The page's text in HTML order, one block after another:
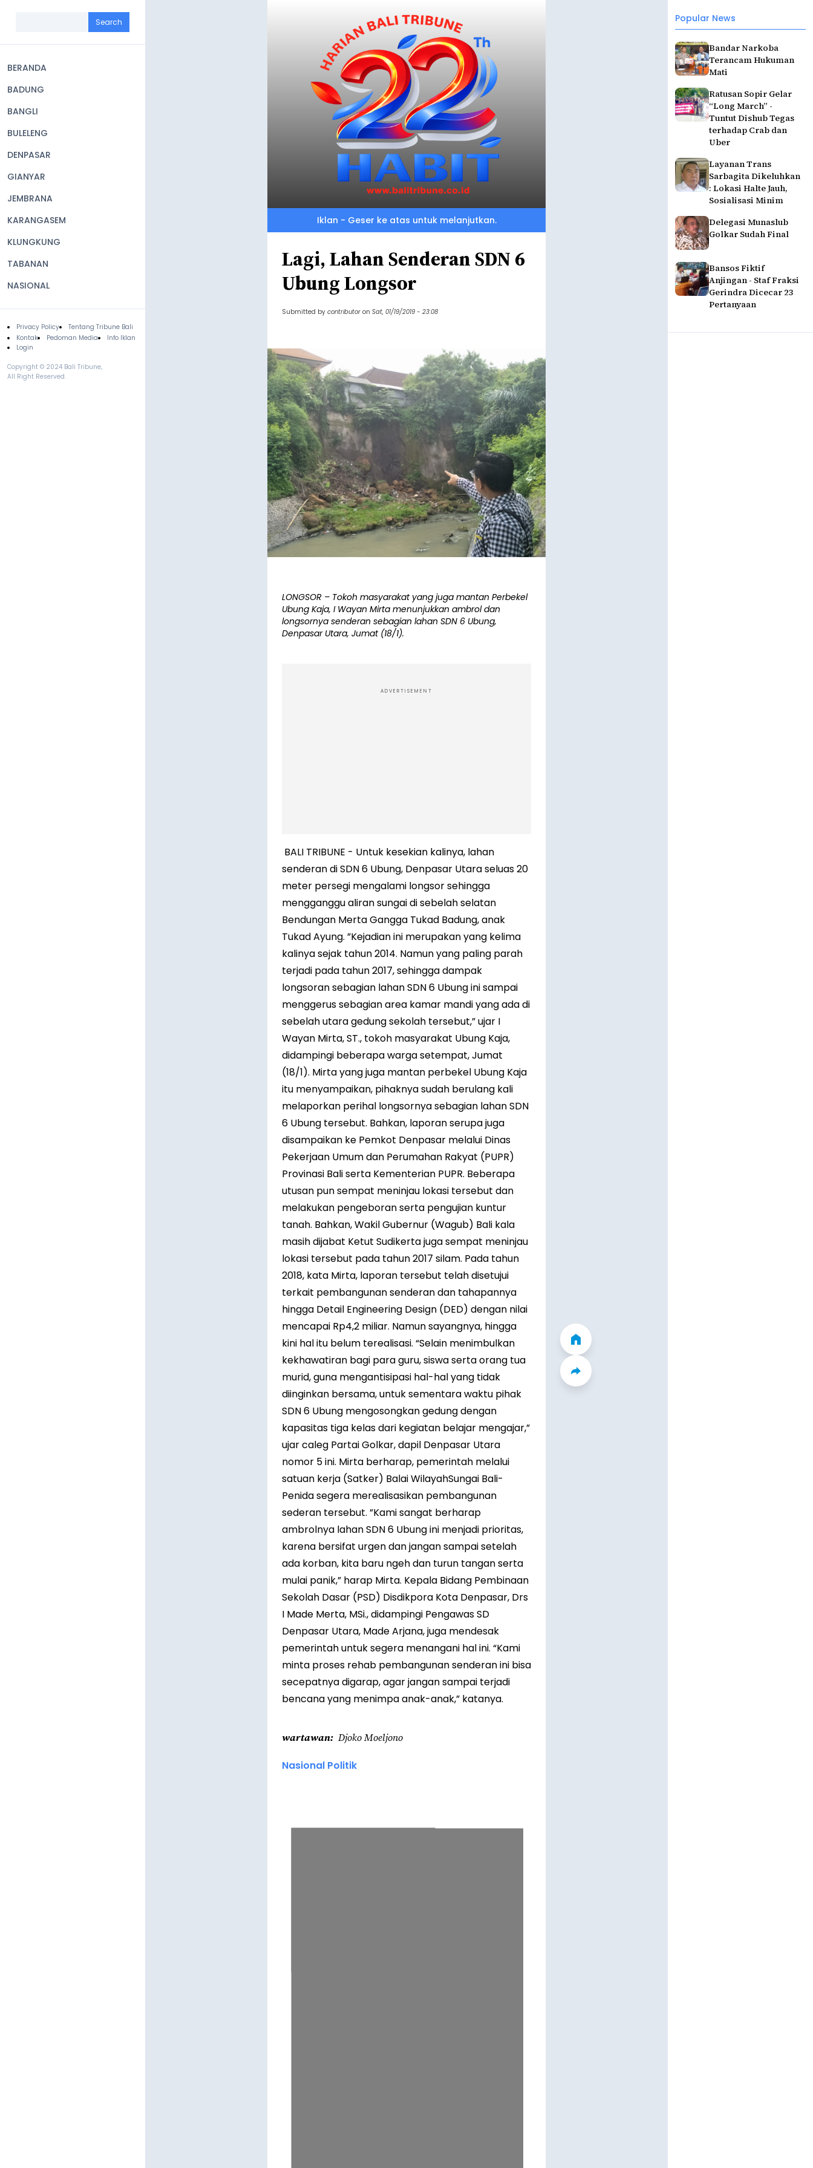
navigation
BERANDA
BADUNG
BANGLI
BULELENG
DENPASAR
GIANYAR
JEMBRANA
KARANGASEM
KLUNGKUNG
TABANAN
NASIONAL
Footer
Privacy Policy
Tentang Tribune Bali
Kontak
Pedoman Media
Info Iklan
Login
Copyright © 2024 Bali Tribune,
All Right Reserved.
Popular News
Bandar Narkoba
Terancam Hukuman
Mati
Ratusan Sopir Gelar
“Long March” -
Tuntut Dishub Tegas
terhadap Crab dan
Uber
Layanan Trans
Sarbagita Dikeluhkan
: Lokasi Halte Jauh,
Sosialisasi Minim
Delegasi Munaslub
Golkar Sudah Final
Bansos Fiktif
Anjingan - Staf Fraksi
Gerindra Dicecar 23
Pertanyaan
Iklan - Geser ke atas untuk melanjutkan.
Lagi, Lahan Senderan SDN 6
Ubung Longsor
Submitted by contributor on Sat, 01/19/2019 - 23:08
LONGSOR – Tokoh masyarakat yang juga mantan Perbekel
Ubung Kaja, I Wayan Mirta menunjukkan ambrol dan
longsornya senderan sebagian lahan SDN 6 Ubung,
Denpasar Utara, Jumat (18/1).
ADVERTISEMENT
BALI TRIBUNE - Untuk kesekian kalinya, lahan
senderan di SDN 6 Ubung, Denpasar Utara seluas 20
meter persegi mengalami longsor sehingga
mengganggu aliran sungai di sebelah selatan
Bendungan Merta Gangga Tukad Badung, anak
Tukad Ayung. ”Kejadian ini merupakan yang kelima
kalinya sejak tahun 2014. Namun yang paling parah
terjadi pada tahun 2017, sehingga dampak
longsoran sebagian lahan SDN 6 Ubung ini sampai
menggerus sebagian area kamar mandi yang ada di
sebelah utara gedung sekolah tersebut,” ujar I
Wayan Mirta, ST., tokoh masyarakat Ubung Kaja,
didampingi beberapa warga setempat, Jumat
(18/1). Mirta yang juga mantan perbekel Ubung Kaja
itu menyampaikan, pihaknya sudah berulang kali
melaporkan perihal longsornya sebagian lahan SDN
6 Ubung tersebut. Bahkan, laporan serupa juga
disampaikan ke Pemkot Denpasar melalui Dinas
Pekerjaan Umum dan Perumahan Rakyat (PUPR)
Provinasi Bali serta Kementerian PUPR. Beberapa
utusan pun sempat meninjau lokasi tersebut dan
melakukan pengeboran serta pengujian kuntur
tanah. Bahkan, Wakil Gubernur (Wagub) Bali kala
masih dijabat Ketut Sudikerta juga sempat meninjau
lokasi tersebut pada tahun 2017 silam. Pada tahun
2018, kata Mirta, laporan tersebut telah disetujui
terkait pembangunan senderan dan tahapannya
hingga Detail Engineering Design (DED) dengan nilai
mencapai Rp4,2 miliar. Namun sayangnya, hingga
kini hal itu belum terealisasi. “Selain menimbulkan
kekhawatiran bagi para guru, siswa serta orang tua
murid, guna mengantisipasi hal-hal yang tidak
diinginkan bersama, untuk sementara waktu pihak
SDN 6 Ubung mengosongkan gedung dengan
kapasitas tiga kelas dari kegiatan belajar mengajar,”
ujar caleg Partai Golkar, dapil Denpasar Utara
nomor 5 ini. Mirta berharap, pemerintah melalui
satuan kerja (Satker) Balai WilayahSungai Bali-
Penida segera merealisasikan pembangunan
sederan tersebut. ”Kami sangat berharap
ambrolnya lahan SDN 6 Ubung ini menjadi prioritas,
karena bersifat urgen dan jangan sampai setelah
ada korban, kita baru ngeh dan turun tangan serta
mulai panik,” harap Mirta. Kepala Bidang Pembinaan
Sekolah Dasar (PSD) Disdikpora Kota Denpasar, Drs
I Made Merta, MSi., didampingi Pengawas SD
Denpasar Utara, Made Arjana, juga mendesak
pemerintah untuk segera menangani hal ini. “Kami
minta proses rehab pembangunan senderan ini bisa
secepatnya digarap, agar jangan sampai terjadi
bencana yang menimpa anak-anak,” katanya.
wartawan Djoko Moeljono
Nasional Politik